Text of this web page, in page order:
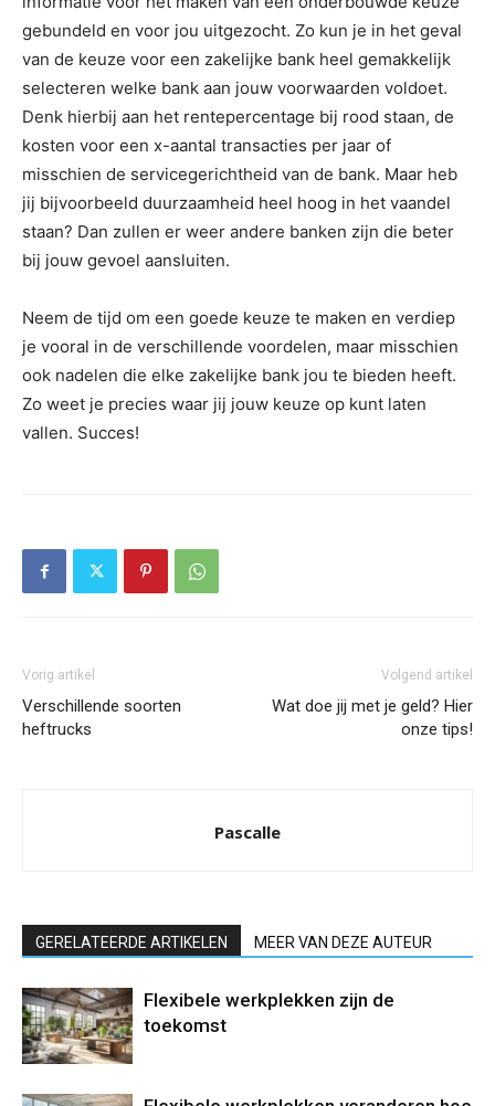
gebundeld en voor jou uitgezocht. Zo kun je in het geval
van de keuze voor een zakelijke bank heel gemakkelijk
selecteren welke bank aan jouw voorwaarden voldoet.
Denk hierbij aan het rentepercentage bij rood staan, de
kosten voor een x-aantal transacties per jaar of
misschien de servicegerichtheid van de bank. Maar heb
jij bijvoorbeeld duurzaamheid heel hoog in het vaandel
staan? Dan zullen er weer andere banken zijn die beter
bij jouw gevoel aansluiten.
Neem de tijd om een goede keuze te maken en verdiep
je vooral in de verschillende voordelen, maar misschien
ook nadelen die elke zakelijke bank jou te bieden heeft.
Zo weet je precies waar jij jouw keuze op kunt laten
vallen. Succes!
Vorig artikel
Verschillende soorten
heftrucks
Volgend artikel
Wat doe jij met je geld? Hier
onze tips!
Pascalle
GERELATEERDE ARTIKELEN MEER VAN DEZE AUTEUR
Flexibele werkplekken zijn de
toekomst